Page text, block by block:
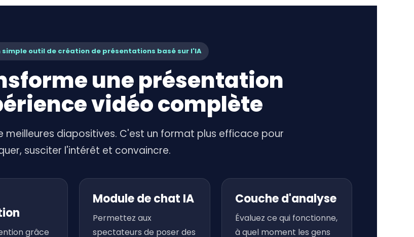
simple outil de création de présentations basé sur l'IA
une présentation
vidéo complète
meilleures diapositives. C'est un format plus efficace pour
susciter l'intérêt et convaincre.
grâce
Module de chat IA
Permettez aux
spectateurs de poser des
Couche d'analyse
Évaluez ce qui fonctionne,
à quel moment les gens